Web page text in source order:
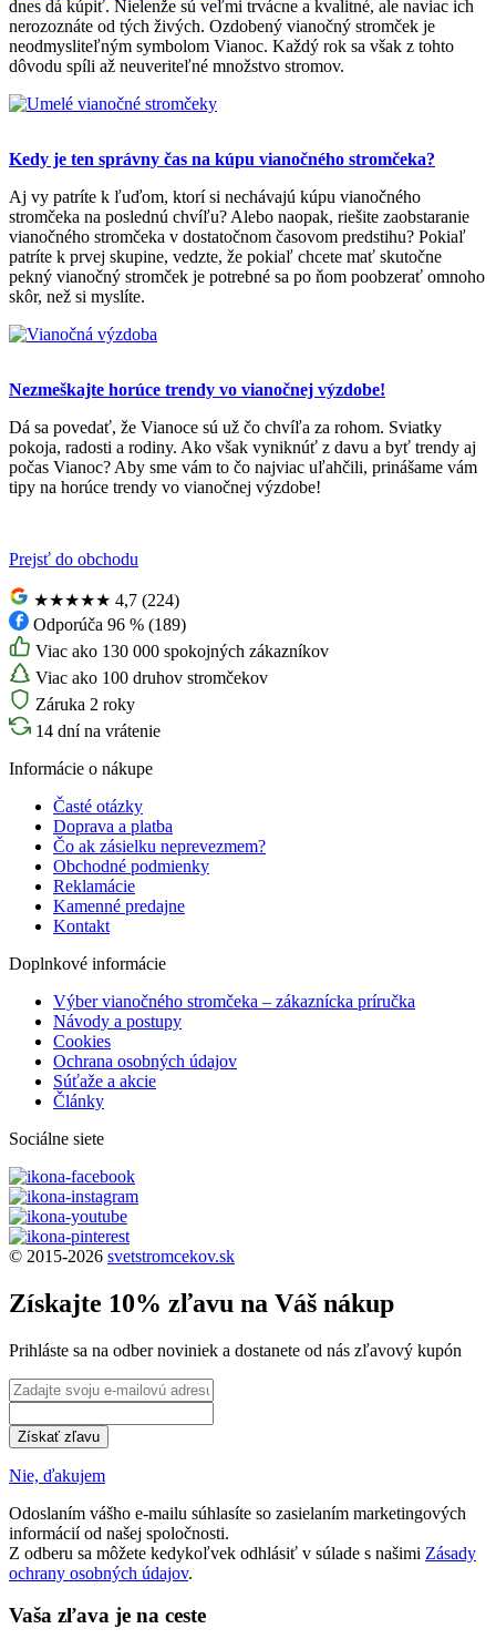
dnes dá kúpiť. Nielenže sú veľmi trvácne a kvalitné, ale naviac ich
nerozoznáte od tých živých. Ozdobený vianočný stromček je
neodmysliteľným symbolom Vianoc. Každý rok sa však z tohto
dôvodu spíli až neuveriteľné množstvo stromov.
Kedy je ten správny čas na kúpu vianočného stromčeka?
Aj vy patríte k ľuďom, ktorí si nechávajú kúpu vianočného
stromčeka na poslednú chvíľu? Alebo naopak, riešite zaobstaranie
vianočného stromčeka v dostatočnom časovom predstihu? Pokiaľ
patríte k prvej skupine, vedzte, že pokiaľ chcete mať skutočne
pekný vianočný stromček je potrebné sa po ňom poobzerať omnoho
skôr, než si myslíte.
Nezmeškajte horúce trendy vo vianočnej výzdobe!
Dá sa povedať, že Vianoce sú už čo chvíľa za rohom. Sviatky
pokoja, radosti a rodiny. Ako však vyniknúť z davu a byť trendy aj
počas Vianoc? Aby sme vám to čo najviac uľahčili, prinášame vám
tipy na horúce trendy vo vianočnej výzdobe!
Prejsť do obchodu
★★★★★ 4,7 (224)
Odporúča 96 % (189)
Viac ako 130 000 spokojných zákazníkov
Viac ako 100 druhov stromčekov
Záruka 2 roky
14 dní na vrátenie
Informácie o nákupe
Časté otázky
Doprava a platba
Čo ak zásielku neprevezmem?
Obchodné podmienky
Reklamácie
Kamenné predajne
Kontakt
Doplnkové informácie
Výber vianočného stromčeka – zákaznícka príručka
Návody a postupy
Cookies
Ochrana osobných údajov
Súťaže a akcie
Články
Sociálne siete
© 2015-2026 svetstromcekov.sk
Získajte 10% zľavu na Váš nákup
Prihláste sa na odber noviniek a dostanete od nás zľavový kupón
Získať zľavu
Nie, ďakujem
Odoslaním vášho e-mailu súhlasíte so zasielaním marketingových
informácií od našej spoločnosti.
Z odberu sa môžete kedykoľvek odhlásiť v súlade s našimi Zásady
ochrany osobných údajov.
Vaša zľava je na ceste